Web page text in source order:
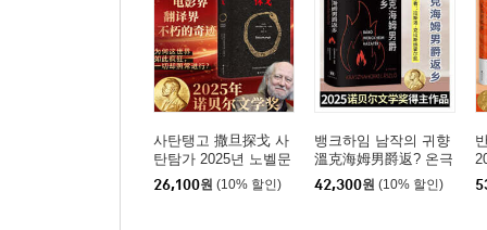
사탄탱고 撒旦探戈 사
탄탐가 2025년 노벨문
학상 수상자 라슬로 크
러스너호르커이 라슬로
26,100원 (10% 할인)
뱅크하임 남작의 귀향
溫克海姆男爵返? 온극
해임남작반향 2025년
노벨문학상 수상자 크
42,300원 (10% 할인)